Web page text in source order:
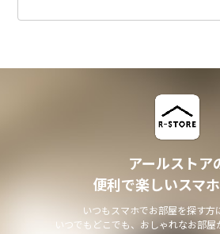
アールストア
便利で楽しいスマ
いつもスマホでお部屋を探す方
いつでもどこでも、おしゃれなお部屋